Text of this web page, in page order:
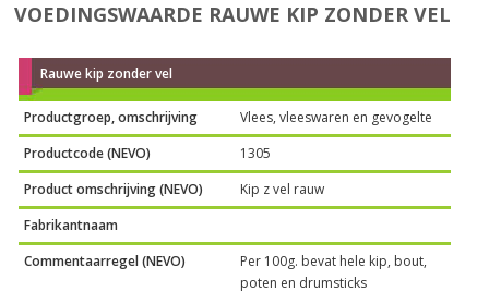
VOEDINGSWAARDE RAUWE KIP ZONDER VEL
Rauwe kip zonder vel
Productgroep, omschrijving
Vlees, vleeswaren en gevogelte
Productcode (NEVO)
1305
Product omschrijving (NEVO)
Kip z vel rauw
Fabrikantnaam
Commentaarregel (NEVO)
Per 100g. bevat hele kip, bout,
poten en drumsticks